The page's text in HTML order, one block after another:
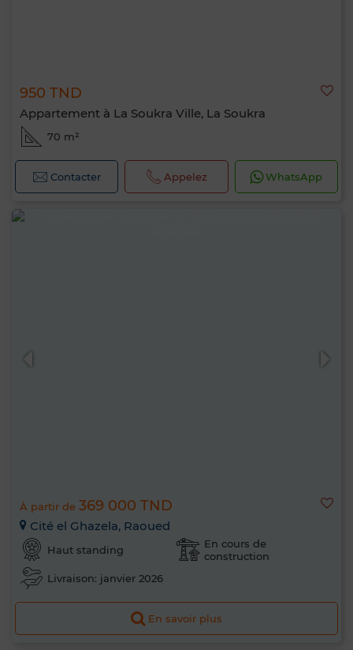
950 TND
Appartement à La Soukra Ville, La Soukra
70 m²
Contacter Appelez WhatsApp
À partir de 369 000 TND
Cité el Ghazela, Raoued
Haut standing
En cours de
construction
Livraison: janvier 2026
En savoir plus